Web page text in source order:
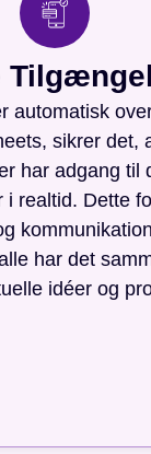
automatisk
sikrer det,
har adgang til
i realtid. Dette
har det
idéer og